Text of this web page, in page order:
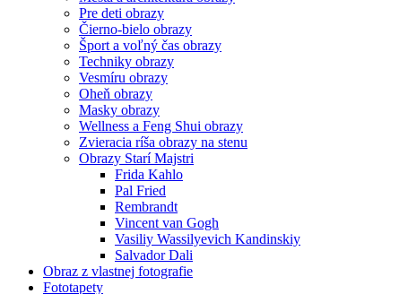
Pre deti obrazy
Čierno-bielo obrazy
Šport a voľný čas obrazy
Techniky obrazy
Vesmíru obrazy
Oheň obrazy
Masky obrazy
Wellness a Feng Shui obrazy
Zvieracia ríša obrazy na stenu
Obrazy Starí Majstri
Frida Kahlo
Pal Fried
Rembrandt
Vincent van Gogh
Vasiliy Wassilyevich Kandinskiy
Salvador Dali
Obraz z vlastnej fotografie
Fototapety